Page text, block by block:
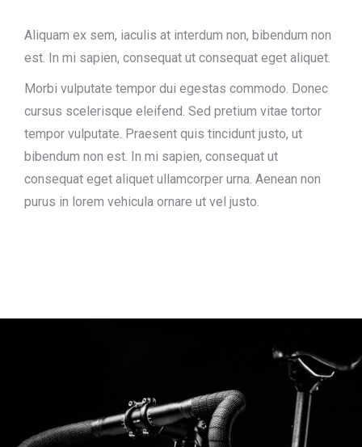
Aliquam ex sem, iaculis at interdum non, bibendum non
est. In mi sapien, consequat ut consequat eget aliquet.
Morbi vulputate tempor dui egestas commodo. Donec
cursus scelerisque eleifend. Sed pretium vitae tortor
tempor vulputate. Praesent quis tincidunt justo, ut
bibendum non est. In mi sapien, consequat ut
consequat eget aliquet ullamcorper urna. Aenean non
purus in lorem vehicula ornare ut vel justo.